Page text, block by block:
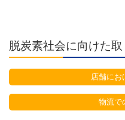
脱炭素社会に向けた
店舗にお
物流で